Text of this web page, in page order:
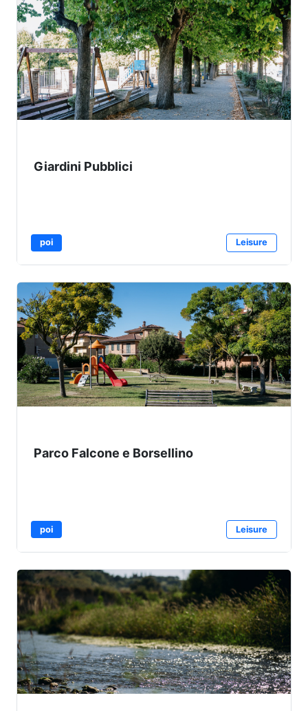
Giardini Pubblici
poi Leisure
Parco Falcone e Borsellino
poi Leisure